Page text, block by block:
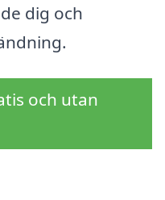
dig och
och utan